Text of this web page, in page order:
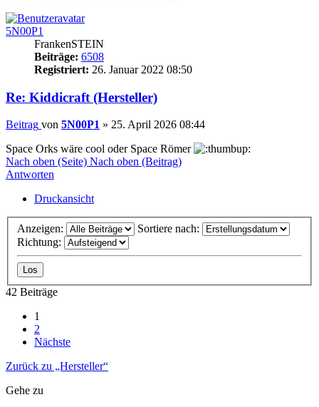
5N00P1
FrankenSTEIN
Beiträge: 6508
Registriert: 26. Januar 2022 08:50
Re: Kiddicraft (Hersteller)
Beitrag von 5N00P1 » 25. April 2026 08:44
Space Orks wäre cool oder Space Römer
Nach oben (Seite) Nach oben (Beitrag)
Antworten
Druckansicht
Anzeigen:
Sortiere nach:
Richtung:
42 Beiträge
1
2
Nächste
Zurück zu „Hersteller“
Gehe zu